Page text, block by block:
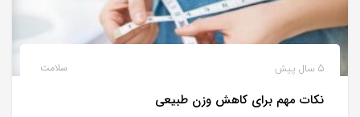
سلامت 5 سال پیش
نکات مهم برای کاهش وزن طبیعی